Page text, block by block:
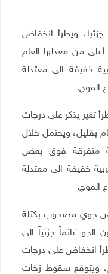
جزئيا، ويطرأ انخفاض
من معدلها العام
خفيفة الى معتدلة
الموج.
تغير يذكر على درجات
بقليل، ويحتمل خلال
متفرقة فوق بعض
خفيفة الى معتدلة
الموج.
جوي مصحوب بكتلة
الجو غائماً جزئياً الى
انخفاض على درجات
ويتوقع سقوط زخات